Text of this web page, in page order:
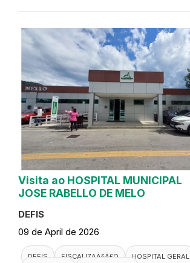
Visita ao HOSPITAL MUNICIPAL
JOSE RABELLO DE MELO
DEFIS
09 de April de 2026
DEFIS FISCALIZAÃ§Ã£O
HOSPITAL GERAL